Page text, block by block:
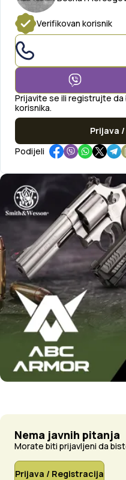
Verifikovan korisnik
Prijavite se ili registrujte
korisnika.
Prijava
Podijeli
Nema javnih pitanja
Morate biti prijavljeni da
Prijava / Registracija